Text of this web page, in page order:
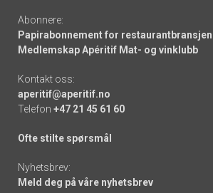
Abonnere:
Papirabonnement for restaurantbransjen
Medlemskap Apéritif Mat- og vinklubb
Kontakt oss:
aperitif@aperitif.no
Telefon +47 21 45 61 60
Ofte stilte spørsmål
Nyhetsbrev:
Meld deg på våre nyhetsbrev